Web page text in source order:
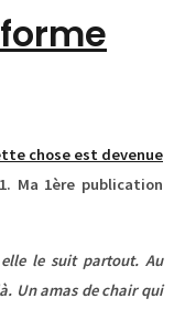
chose est devenue
Ma 1ère publication
le suit partout. Au
Un amas dechair qui